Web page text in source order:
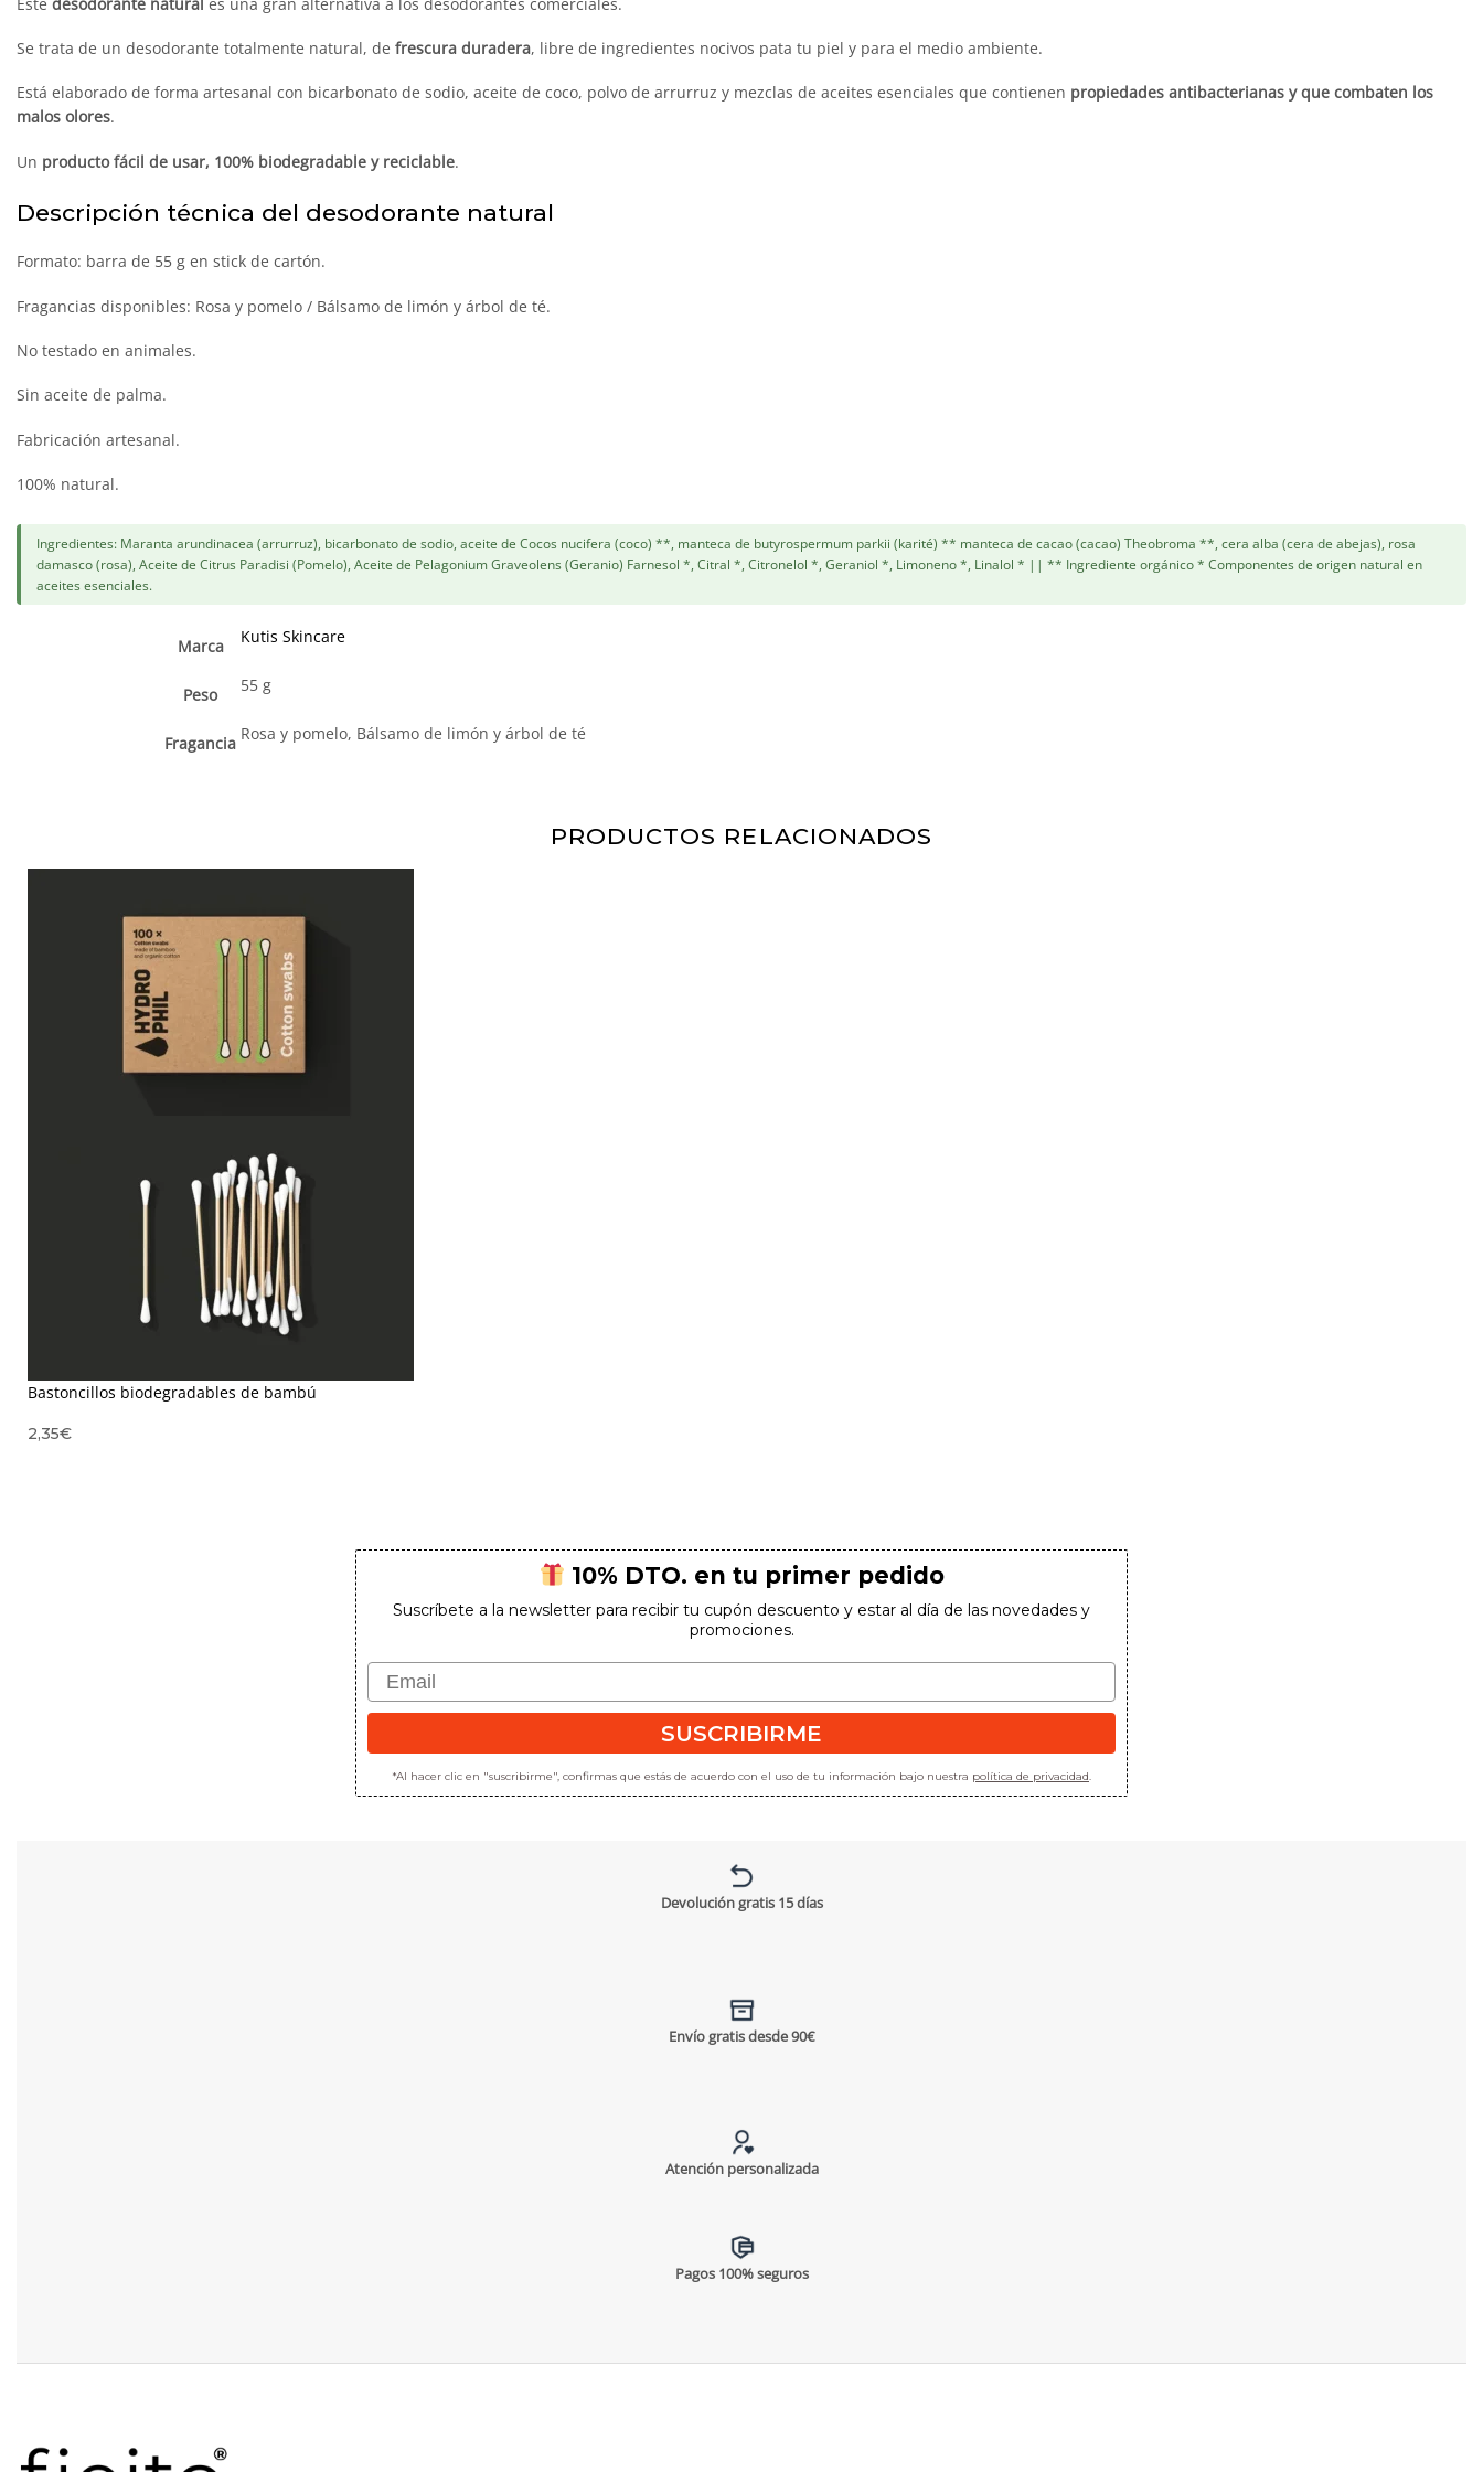
Se trata de un desodorante totalmente natural, de frescura duradera, libre de ingredientes nocivos pata tu piel y para el medio ambiente.
Está elaborado de forma artesanal con bicarbonato de sodio, aceite de coco, polvo de arrurruz y mezclas de aceites esenciales que contienen propiedades antibacterianas y que combaten los
malos olores.
Un producto fácil de usar, 100% biodegradable y reciclable.
Descripción técnica del desodorante natural
Formato: barra de 55 g en stick de cartón.
Fragancias disponibles: Rosa y pomelo / Bálsamo de limón y árbol de té.
No testado en animales.
Sin aceite de palma.
Fabricación artesanal.
100% natural.
Ingredientes: Maranta arundinacea (arrurruz), bicarbonato de sodio, aceite de Cocos nucifera (coco) **, manteca de butyrospermum parkii (karité) ** manteca de cacao (cacao) Theobroma **, cera alba (cera de abejas), rosa
damasco (rosa), Aceite de Citrus Paradisi (Pomelo), Aceite de Pelagonium Graveolens (Geranio) Farnesol *, Citral *, Citronelol *, Geraniol *, Limoneno *, Linalol * || ** Ingrediente orgánico * Componentes de origen natural en
aceites esenciales.
Marca Kutis Skincare
Peso 55 g
Fragancia Rosa y pomelo, Bálsamo de limón y árbol de té
PRODUCTOS RELACIONADOS
Bastoncillos biodegradables de bambú
2,35€
10% DTO. en tu primer pedido
Suscríbete a la newsletter para recibir tu cupón descuento y estar al día de las novedades y
promociones.
Email
SUSCRIBIRME
*Al hacer clic en "suscribirme", confirmas que estás de acuerdo con el uso de tu información bajo nuestra política de privacidad.
Devolución gratis 15 días
Envío gratis desde 90€
Atención personalizada
Pagos 100% seguros